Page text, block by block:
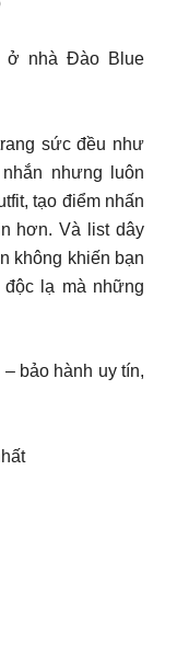
ở nhà Đào Blue
sức đều như
nhưng luôn
tạo điểm nhấn
hơn. Và list dây
không khiến bạn
độc lạ mà những
bảo hành uy tín,